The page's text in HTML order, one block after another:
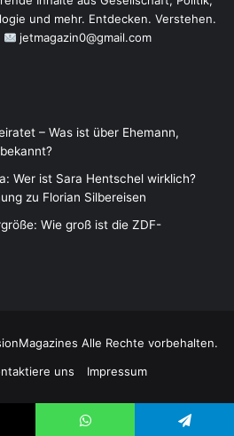
und mehr. Entdecken. Verstehen.
jetmagazin0@gmail.com
– Was ist über Ehemann,
Wer ist Sara Hentschel wirklich?
zu Florian Silbereisen
Wie groß ist die ZDF-
Alle Rechte vorbehalten.
uns Impressum